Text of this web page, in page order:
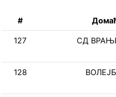
#
127 СД
128